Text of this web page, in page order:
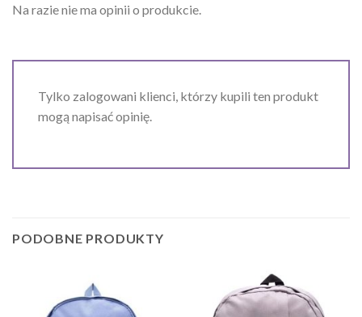
Na razie nie ma opinii o produkcie.
Tylko zalogowani klienci, którzy kupili ten produkt
mogą napisać opinię.
PODOBNE PRODUKTY